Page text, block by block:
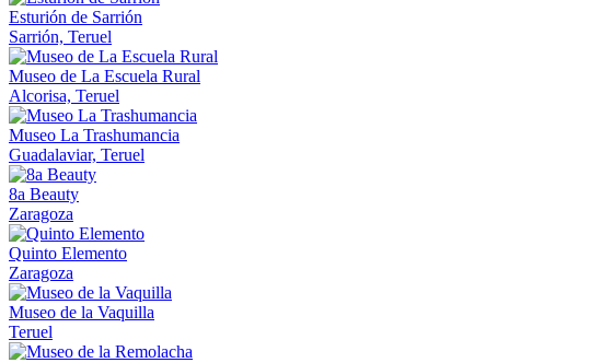
Esturión de Sarrión
Sarrión, Teruel
Museo de La Escuela Rural
Alcorisa, Teruel
Museo La Trashumancia
Guadalaviar, Teruel
8a Beauty
Zaragoza
Quinto Elemento
Zaragoza
Museo de la Vaquilla
Teruel